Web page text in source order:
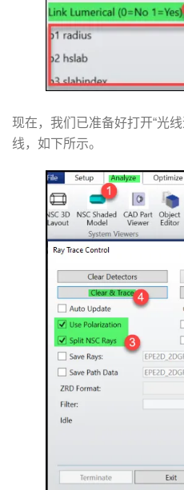
现在，我们已准备好打开“光
线，如下所示。